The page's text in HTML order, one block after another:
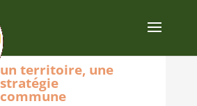
un territoire, une
stratégie
commune